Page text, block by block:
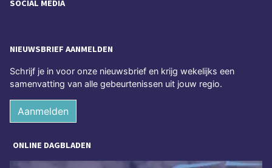
SOCIAL MEDIA
NIEUWSBRIEF AANMELDEN
Schrijf je in voor onze nieuwsbrief en krijg wekelijks een
samenvatting van alle gebeurtenissen uit jouw regio.
Aanmelden
ONLINE DAGBLADEN